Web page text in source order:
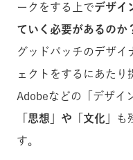
ークをする上でデザイ
ていく必要があるのか
グッドパッチのデザイ
ェクトをするにあた
Adobeなどの「デザイ
「思想」や「文化」
も
す。